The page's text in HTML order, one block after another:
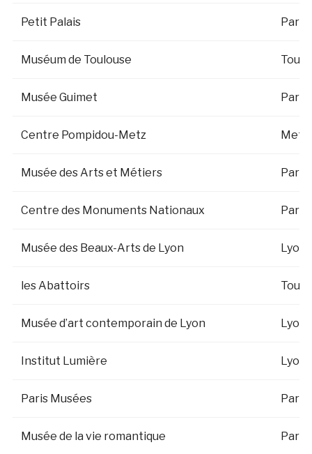
Petit Palais Paris
Muséum de Toulouse
Musée Guimet Paris
Centre Pompidou-Metz Metz
Musée des Arts et Métiers Paris
Centre des Monuments Nationaux Paris
Musée des Beaux-Arts de Lyon Lyon
les Abattoirs
Musée d’art contemporain de Lyon Lyon
Institut Lumière Lyon
Paris Musées Paris
Musée de la vie romantique Paris